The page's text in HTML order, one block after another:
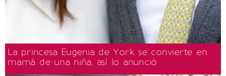
La princesa Eugenia de York se convierte en
mamá de una niña, así lo anunció